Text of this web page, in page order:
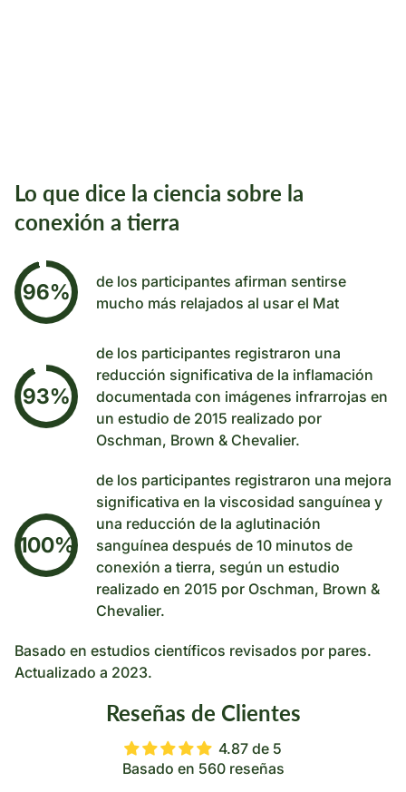
Lo que dice la ciencia sobre la
conexión a tierra
96%
de los participantes afirman sentirse
mucho más relajados al usar el Mat
93%
de los participantes registraron una
reducción significativa de la inflamación
documentada con imágenes infrarrojas en
un estudio de 2015 realizado por
Oschman, Brown & Chevalier.
100%
de los participantes registraron una mejora
significativa en la viscosidad sanguínea y
una reducción de la aglutinación
sanguínea después de 10 minutos de
conexión a tierra, según un estudio
realizado en 2015 por Oschman, Brown &
Chevalier.
Basado en estudios científicos revisados ​​por pares.
Actualizado a 2023.
Reseñas de Clientes
4.87 de 5
Basado en 560 reseñas